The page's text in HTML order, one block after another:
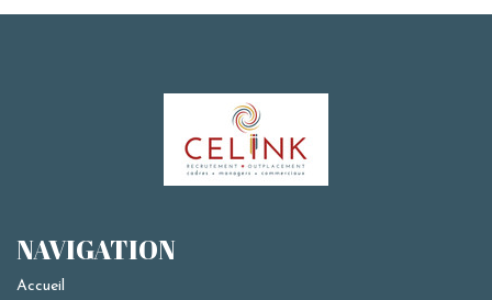
NAVIGATION
Accueil